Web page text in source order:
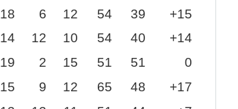
18 6 12 54 39
+15
14 12 10 54 40
+14
19 2 15 51 51
0
15 9 12 65 48
+17